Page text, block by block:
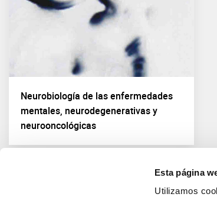
Esta página
Utilizamos
Neurobiología de las enfermedades
mentales, neurodegenerativas y
neurooncológicas